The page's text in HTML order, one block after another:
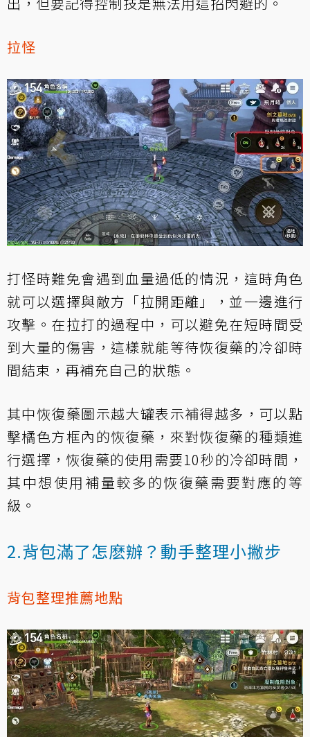
拉怪
打怪時難免會遇到血量過低的情況，這時角色
就可以選擇與敵方「拉開距離」，並一邊進行
攻擊。在拉打的過程中，可以避免在短時間受
到大量的傷害，這樣就能等待恢復藥的冷卻時
間結束，再補充自己的狀態。
其中恢復藥圖示越大罐表示補得越多，可以點
擊橘色方框內的恢復藥，來對恢復藥的種類進
行選擇，恢復藥的使用需要10秒的冷卻時間，
其中想使用補量較多的恢復藥需要對應的等
級。
2.背包滿了怎麽辦？動手整理小撇步
背包整理推薦地點